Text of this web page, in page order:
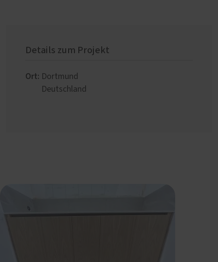
Details zum Projekt
Ort: Dortmund
Deutschland